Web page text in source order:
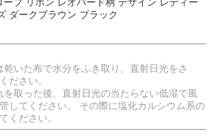
ダークブラウン ブラック
乾いた布で水分をふき取り、直射日光をさ
ださい。
を取った後、直射日光の当たらない低湿で風
してください。 その際に塩化カルシウム系の
ください。